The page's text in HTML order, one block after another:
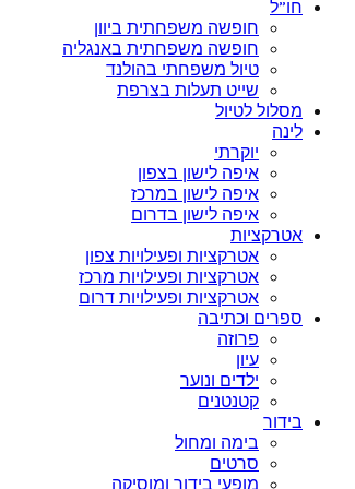
חו”ל
חופשה משפחתית ביוון
חופשה משפחתית באנגליה
טיול משפחתי בהולנד
שייט תעלות בצרפת
מסלול לטיול
לינה
יוקרתי
איפה לישון בצפון
איפה לישון במרכז
איפה לישון בדרום
אטרקציות
אטרקציות ופעילויות צפון
אטרקציות ופעילויות מרכז
אטרקציות ופעילויות דרום
ספרים וכתיבה
פרוזה
עיון
ילדים ונוער
קטנטנים
בידור
בימה ומחול
סרטים
מופעי בידור ומוסיקה